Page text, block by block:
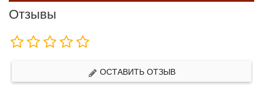
Отзывы
ОСТАВИТЬ ОТЗЫВ